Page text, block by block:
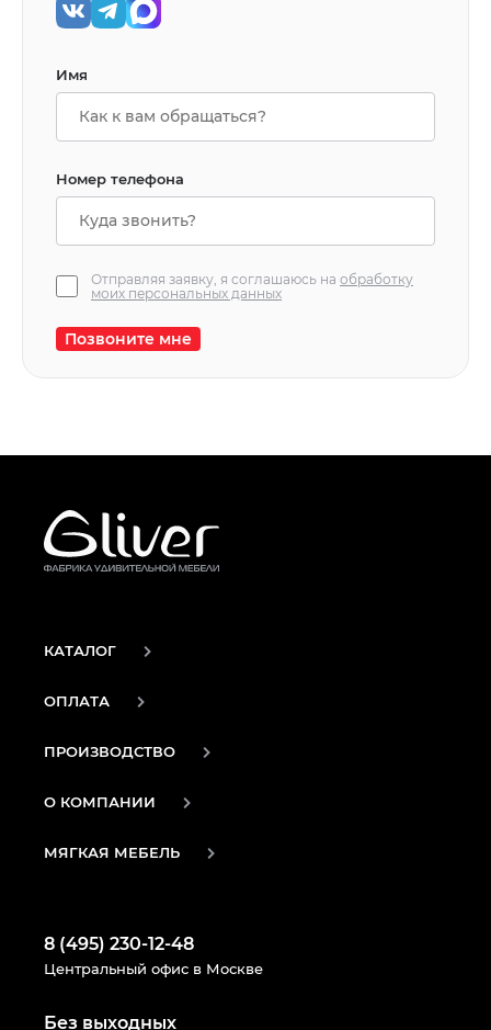
Имя
Номер телефона
Отправляя заявку, я соглашаюсь на обработку
моих персональных данных
Позвоните мне
КАТАЛОГ
ОПЛАТА
ПРОИЗВОДСТВО
О КОМПАНИИ
МЯГКАЯ МЕБЕЛЬ
8 (495) 230-12-48
Центральный офис в Москве
Без выходных